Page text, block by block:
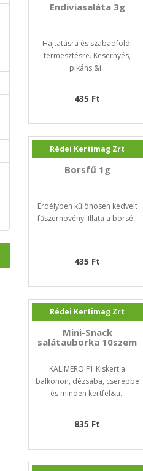
Endiviasaláta 3g
Hajtatásra és szabadföldi
termesztésre. Kesernyés,
pikáns &i..
435 Ft
Rédei Kertimag Zrt
Borsfű 1g
Erdélyben különösen kedvelt
fűszernövény. Illata a borsé..
435 Ft
Rédei Kertimag Zrt
Mini-Snack
salátauborka 10szem
KALIMERO F1 Kiskert a
balkonon, dézsába, cserépbe
és minden kertfel&u..
835 Ft